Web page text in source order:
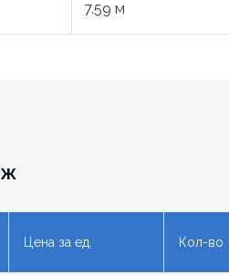
7.59 м
Цена за ед. Кол-во